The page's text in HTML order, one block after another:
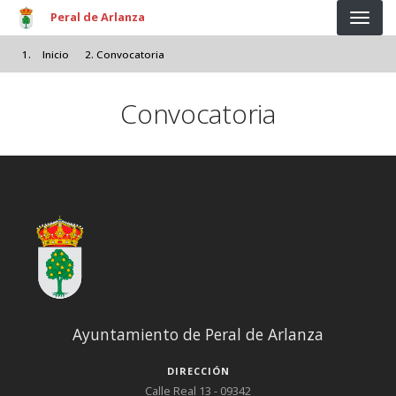
Pasar al contenido principal
Peral de Arlanza
Inicio Convocatoria
Convocatoria
Ayuntamiento de Peral de Arlanza
DIRECCIÓN
Calle Real 13 - 09342